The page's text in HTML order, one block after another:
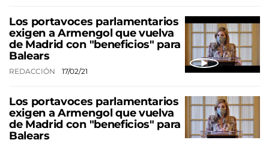
Los portavoces parlamentarios
exigen a Armengol que vuelva
de Madrid con "beneficios" para
Balears
REDACCIÓN 17/02/21
Los portavoces parlamentarios
exigen a Armengol que vuelva
de Madrid con "beneficios" para
Balears